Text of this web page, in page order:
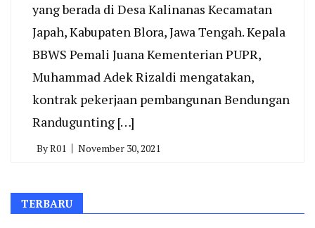
yang berada di Desa Kalinanas Kecamatan
Japah, Kabupaten Blora, Jawa Tengah. Kepala
BBWS Pemali Juana Kementerian PUPR,
Muhammad Adek Rizaldi mengatakan,
kontrak pekerjaan pembangunan Bendungan
Randugunting […]
ByR01 November 30, 2021
TERBARU